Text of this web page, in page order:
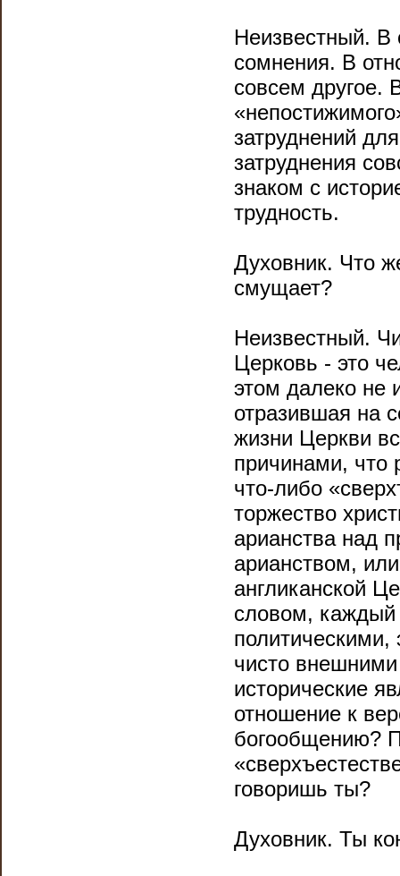
Неизвестный.
сомнения. В
совсем другое.
затруднений
затруднения
знаком с
трудность.
Духовник. Что
смущает?
Неизвестный.
Церковь - это
этом далеко не
отразившая на
жизни Церкви
причинами, что
что-либо
торжество
арианства над
арианством,
англиканской
словом, каждый
чисто
исторические
отношение к
богообщению?
говоришь ты?
Духовник. Ты